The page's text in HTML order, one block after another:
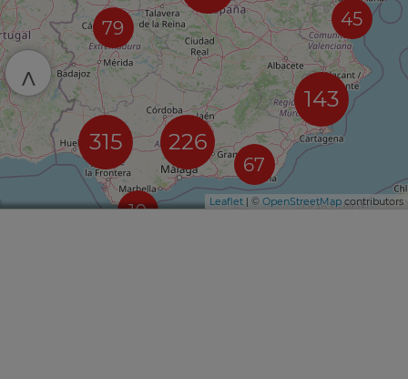
79
10
226
315
67
45
143
Leaflet | © OpenStreetMap contributors
^